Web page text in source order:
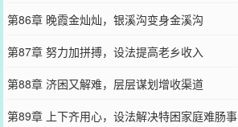
第86章 晚霞金灿灿，银溪沟变身金溪沟
第87章 努力加拼搏，设法提高老乡收入
第88章 济困又解难，层层谋划增收渠道
第89章 上下齐用心，设法解决特困家庭难肠事